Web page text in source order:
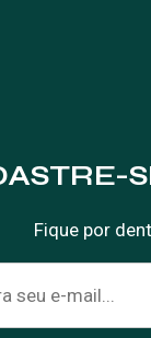
Fique por